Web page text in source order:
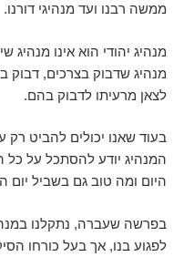
ממשה רבנו ועד מנהיגי דורנו.
מנהיג יהודי הוא אינו
מנהיג שדבוק בצרכים, דבוק
לצאן מרעיתו לדבוק בהם.
בעוד שאנו יכולים להביט רק
המנהיג יודע להסתכל על כל
היום ומה טוב גם בשביל יום
בפרשה שעברה, נתקלנו
לפגוע בנו, אך בעל כורחו